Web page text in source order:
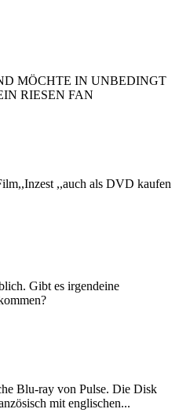
MÖCHTE IN UNBEDINGT
RIESEN FAN
,,auch als DVD kaufen
Gibt es irgendeine
Blu-ray von Pulse. Die Disk
mit englischen...